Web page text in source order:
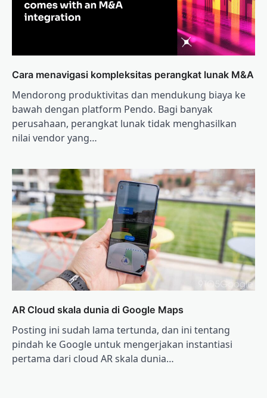
Cara menavigasi kompleksitas perangkat lunak M&A
Mendorong produktivitas dan mendukung biaya ke
bawah dengan platform Pendo. Bagi banyak
perusahaan, perangkat lunak tidak menghasilkan
nilai vendor yang…
AR Cloud skala dunia di Google Maps
Posting ini sudah lama tertunda, dan ini tentang
pindah ke Google untuk mengerjakan instantiasi
pertama dari cloud AR skala dunia…